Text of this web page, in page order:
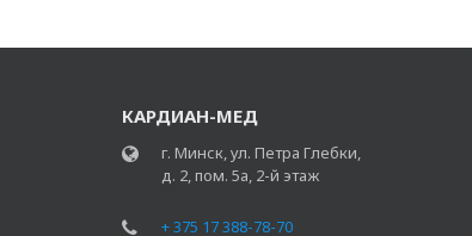
КАРДИАН-МЕД
г. Минск, ул. Петра Глебки,
д. 2, пом. 5а, 2-й этаж
+ 375 17 388-78-70